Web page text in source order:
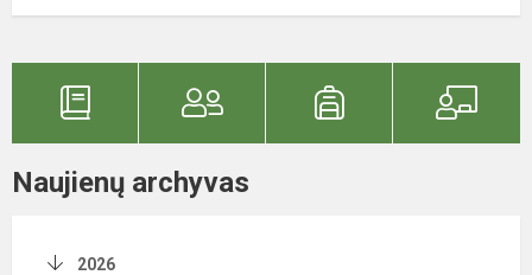
Naujienų archyvas
2026